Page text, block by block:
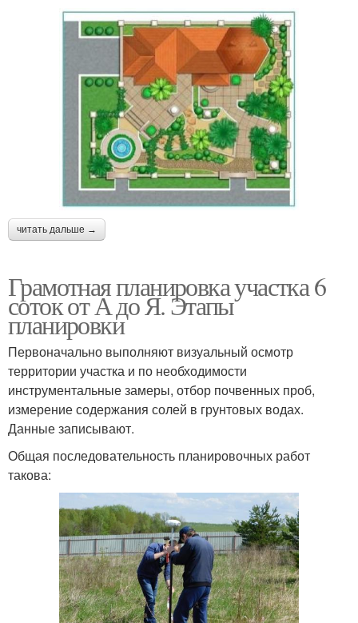
читать дальше →
Грамотная планировка участка 6
соток от А до Я. Этапы
планировки
Первоначально выполняют визуальный осмотр
территории участка и по необходимости
инструментальные замеры, отбор почвенных проб,
измерение содержания солей в грунтовых водах.
Данные записывают.
Общая последовательность планировочных работ
такова: